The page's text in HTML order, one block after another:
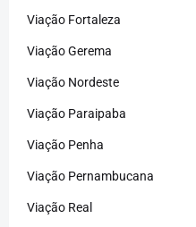
Viação Fortaleza
Viação Gerema
Viação Nordeste
Viação Paraipaba
Viação Penha
Viação Pernambucana
Viação Real